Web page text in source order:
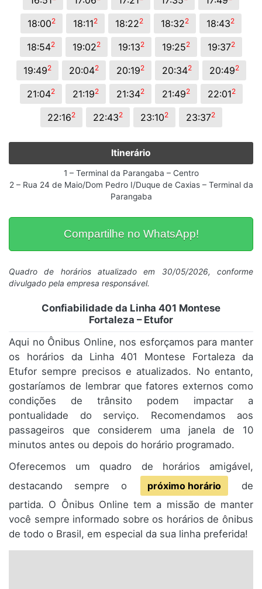
18:002 18:112 18:222 18:322 18:432
18:542 19:022 19:132 19:252 19:372
19:492 20:042 20:192 20:342 20:492
21:042 21:192 21:342 21:492 22:012
22:162 22:432 23:102 23:372
Itinerário
1 – Terminal da Parangaba – Centro
2 – Rua 24 de Maio/Dom Pedro I/Duque de Caxias – Terminal da
Parangaba
Compartilhe no WhatsApp!
Quadro de horários atualizado em 30/05/2026, conforme
divulgado pela empresa responsável.
Confiabilidade da Linha 401 Montese
Fortaleza – Etufor
Aqui no Ônibus Online, nos esforçamos para manter
os horários da Linha 401 Montese Fortaleza da
Etufor sempre precisos e atualizados. No entanto,
gostaríamos de lembrar que fatores externos como
condições de trânsito podem impactar a
pontualidade do serviço. Recomendamos aos
passageiros que considerem uma janela de 10
minutos antes ou depois do horário programado.
Oferecemos um quadro de horários amigável,
destacando sempre o
próximo horário
de
partida. O Ônibus Online tem a missão de manter
você sempre informado sobre os horários de ônibus
de todo o Brasil, em especial da sua linha preferida!